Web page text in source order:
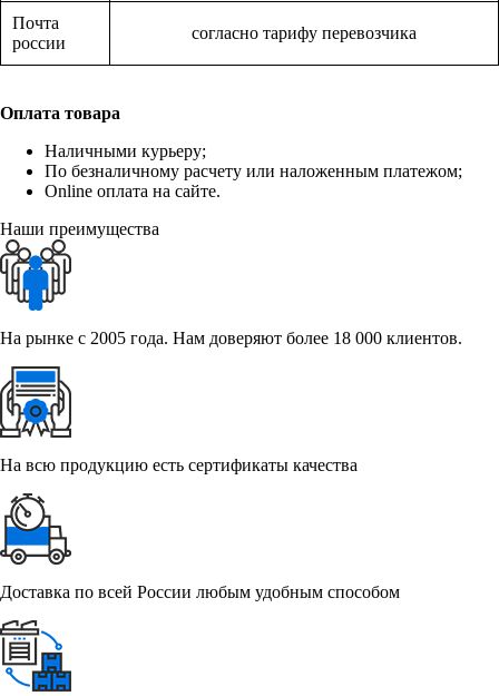
Почта
россии
согласно тарифу перевозчика
Оплата товара
Наличными курьеру;
По безналичному расчету или наложенным платежом;
Online оплата на сайте.
Наши преимущества
На рынке с 2005 года. Нам доверяют более 18 000 клиентов.
На всю продукцию есть сертификаты качества
Доставка по всей России любым удобным способом